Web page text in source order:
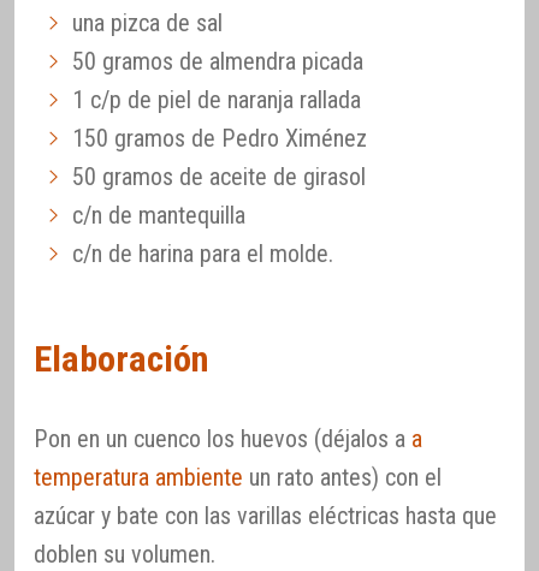
una pizca de sal
50 gramos de almendra picada
1 c/p de piel de naranja rallada
150 gramos de Pedro Ximénez
50 gramos de aceite de girasol
c/n de mantequilla
c/n de harina para el molde.
Elaboración
Pon en un cuenco los huevos (déjalos a a
temperatura ambiente un rato antes) con el
azúcar y bate con las varillas eléctricas hasta que
doblen su volumen.